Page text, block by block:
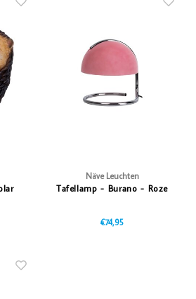
Näve Leuchten
Tafellamp - Burano - Roze
€74,95